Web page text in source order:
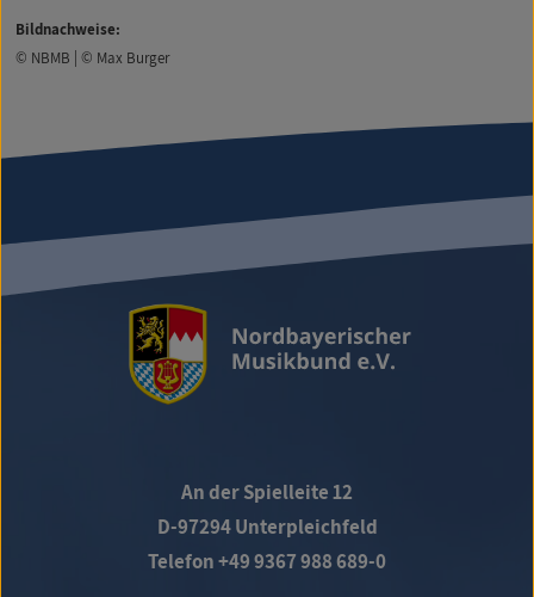
Bildnachweise:
© NBMB | © Max Burger
An der Spielleite 12
D-97294 Unterpleichfeld
Telefon +49 9367 988 689-0